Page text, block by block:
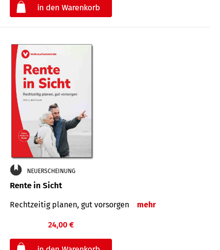
NEUERSCHEINUNG
Rente in Sicht
Rechtzeitig planen, gut vorsorgen mehr
24,00 €